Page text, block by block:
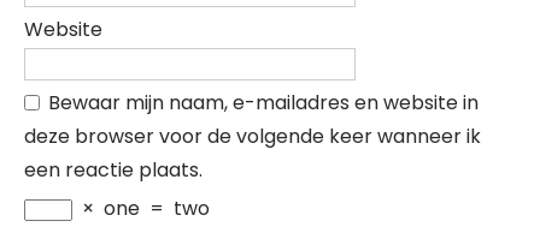
Website
Bewaar mijn naam, e-mailadres en website in
deze browser voor de volgende keer wanneer ik
een reactie plaats.
× one = two